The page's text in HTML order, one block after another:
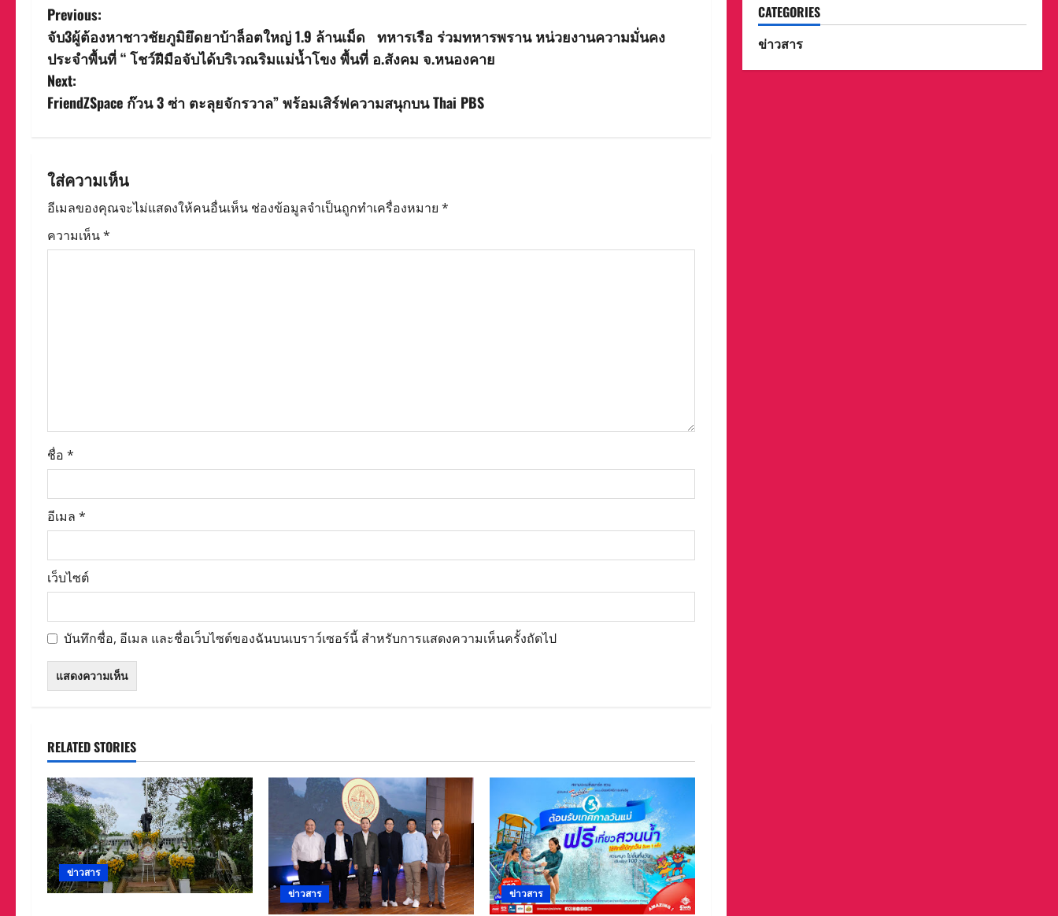
P
o
s
t
a
v
i
n
Previous:
จับ3ผู้ต้องหาชาวชัยภูมิยึดยาบ้าล็อตใหญ่ 1.9 ล้านเม็ด ทหารเรือ ร่วมทหารพราน หน่วยงานความมั่นคง
ประจำพื้นที่ “ โชว์ฝีมือจับได้บริเวณริมแม่น้ำโขง พื้นที่ อ.สังคม จ.หนองคาย
Next:
FriendZSpace ก๊วน 3 ซ่า ตะลุยจักรวาล” พร้อมเสิร์ฟความสนุกบน Thai PBS
ใส่ความเห็น
อีเมลของคุณจะไม่แสดงให้คนอื่นเห็น ช่องข้อมูลจำเป็นถูกทำเครื่องหมาย *
ความเห็น*
ชื่อ *
อีเมล *
เว็บไซต์
บันทึกชื่อ, อีเมล และชื่อเว็บไซต์ของฉันบนเบราว์เซอร์นี้ สำหรับการแสดงความเห็นครั้งถัดไป
RELATED STORIES
ข่าวสาร
ข่าวสาร ข่าวสาร
CATEGORIES
ข่าวสาร